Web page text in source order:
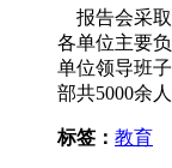
报告会采取
各单位主要
单位领导班
部共5000余
标签： 教育